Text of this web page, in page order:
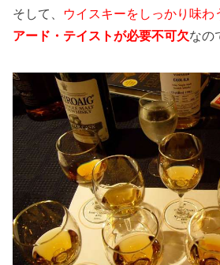
そして、 ウイスキーをしっかり味わ
アード・テイストが必要不可欠なの